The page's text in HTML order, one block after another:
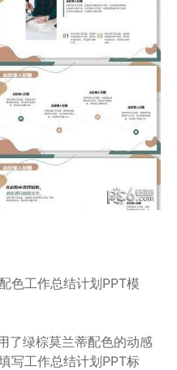
工作总结计划PPT模
绿棕莫兰蒂配色的动感
写工作总结计划PPT标